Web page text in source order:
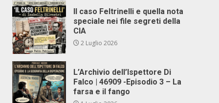
Il caso Feltrinelli e quella nota
speciale nei file segreti della
CIA
2 Luglio 2026
L’Archivio dell’Ispettore Di
Falco | 46909 -Episodio 3 – La
farsa e il fango